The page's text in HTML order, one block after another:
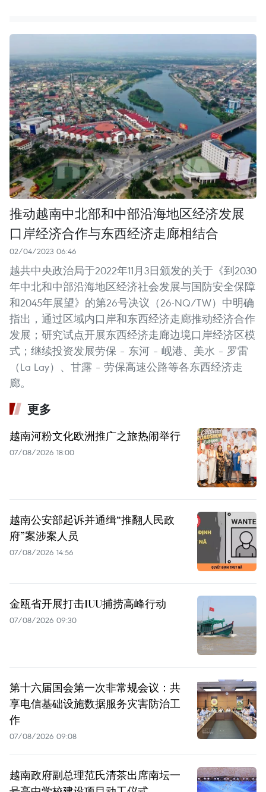
推动越南中北部和中部沿海地区经济发展
口岸经济合作与东西经济走廊相结合
02/04/2023 06:46
越共中央政治局于2022年11月3日颁发的关于《到2030
年中北和中部沿海地区经济社会发展与国防安全保障
和2045年展望》的第26号决议（26-NQ/TW）中明确
指出，通过区域内口岸和东西经济走廊推动经济合作
发展；研究试点开展东西经济走廊边境口岸经济区模
式；继续投资发展劳保 – 东河 – 岘港、美水 – 罗雷
（La Lay）、甘露 – 劳保高速公路等各东西经济走
廊。
更多
越南河粉文化欧洲推广之旅热闹举行
07/08/2026 18:00
越南公安部起诉并通缉“推翻人民政
府”案涉案人员
07/08/2026 14:56
金瓯省开展打击IUU捕捞高峰行动
07/08/2026 09:30
第十六届国会第一次非常规会议：共
享电信基础设施数据服务灾害防治工
作
07/08/2026 09:08
越南政府副总理范氏清茶出席南坛一